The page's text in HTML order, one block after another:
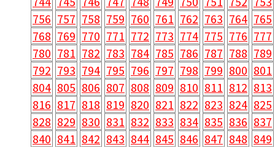
756 757 758 759 760 761 762 763 764 765
768 769 770 771 772 773 774 775 776 777
780 781 782 783 784 785 786 787 788 789
792 793 794 795 796 797 798 799 800 801
804 805 806 807 808 809 810 811 812 813
816 817 818 819 820 821 822 823 824 825
828 829 830 831 832 833 834 835 836 837
840 841 842 843 844 845 846 847 848 849